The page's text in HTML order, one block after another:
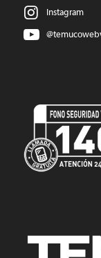
Instagram